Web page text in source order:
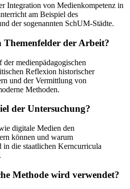
Integration von Medienkompetenz in
am Beispiel des
der sogenannten SchUM-Städte.
Themenfelder der Arbeit?
medienpädagogischen
Reflexion historischer
und der Vermittlung von
Methoden.
der Untersuchung?
digitale Medien den
können und warum
die staatlichen Kerncurricula
Methode wird verwendet?